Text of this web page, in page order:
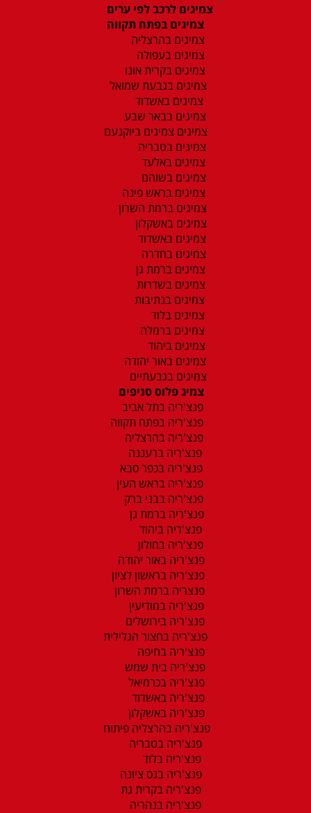
צמיגים לרכב לפי ערים
צמיגים בפתח תקווה
צמיגים בהרצליה
צמיגים בעפולה
צמיגים בקרית אונו
צמיגים בגבעת שמואל
צמיגים באשדוד
צמיגים בבאר שבע
צמיגים צמיגים ביוקנעם
צמיגים בטבריה
צמיגים באלעד
צמיגים בשוהם
צמיגים בראש פינה
צמיגים ברמת השרון
צמיגים באשקלון
צמיגים באשדוד
צמיגים בחדרה
צמיגים ברמת גן
צמיגים בשדרות
צמיגים בנתיבות
צמיגים בלוד
צמיגים ברמלה
צמיגים ביהוד
צמיגים באור יהודה
צמיגים בגבעתיים
צמיג פלוס סניפים
פנצ'ריה בתל אביב
פנצ'ריה בפתח תקווה
פנצ'ריה בהרצליה
פנצ'ריה ברעננה
פנצ'ריה בכפר סבא
פנצ'ריה בראש העין
פנצ'ריה בבני ברק
פנצ'ריה ברמת גן
פנצ'ריה ביהוד
פנצ'ריה בחולון
פנצ'ריה באור יהודה
פנצ'ריה בראשון לציון
פנצריה ברמת השרון
פנצ'ריה במודיעין
פנצ'ריה בירושלים
פנצ'ריה בחצור הגלילית
פנצ'ריה בחיפה
פנצ'ריה בית שמש
פנצ'ריה בכרמיאל
פנצ'ריה באשדוד
פנצ'ריה באשקלון
פנצ'ריה בהרצליה פיתוח
פנצ'ריה בטבריה
פנצ'ריה בלוד
פנצ'ריה בנס ציונה
פנצ'ריה בקרית גת
פנצ'ריה בנהריה